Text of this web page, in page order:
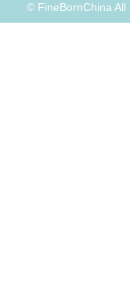
© FineBornChina